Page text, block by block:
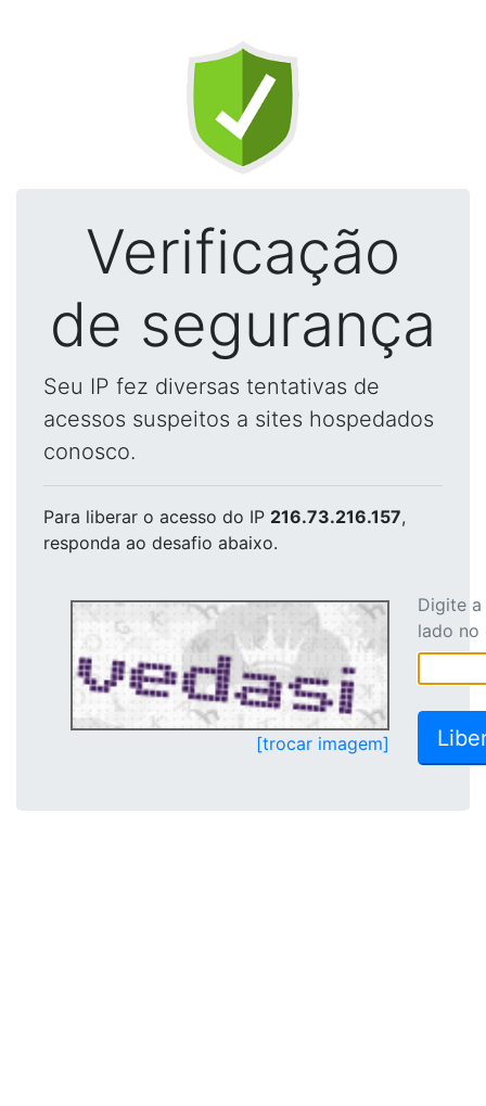
Verificação
de segurança
Seu IP fez diversas tentativas de
acessos suspeitos a sites hospedados
conosco.
Para liberar o acesso do IP 216.73.216.157,
responda ao desafio abaixo.
[trocar imagem]
Digite
lado no